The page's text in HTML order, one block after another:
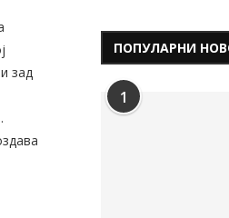
зад
ПОПУЛАРНИ
1